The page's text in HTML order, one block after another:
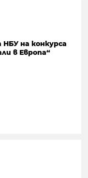
на конкурса
в Европа“